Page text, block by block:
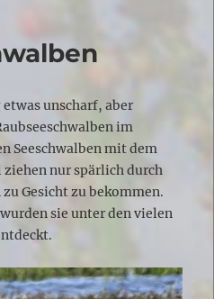
unscharf, aber
im
Seeschwalben mit dem
nur spärlich durch
Gesicht zu bekommen.
sie unter den vielen